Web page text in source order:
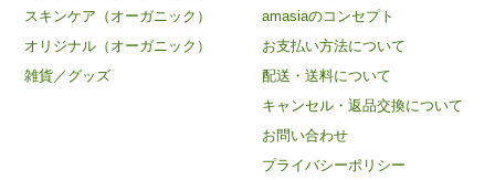
スキンケア（オーガニック）
オリジナル（オーガニック）
雑貨／グッズ
amasiaのコンセプト
お支払い方法について
配送・送料について
キャンセル・返品交換について
お問い合わせ
プライバシーポリシー